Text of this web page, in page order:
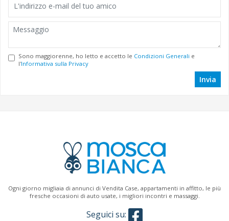
Sono maggiorenne, ho letto e accetto le Condizioni Generali e
l'Informativa sulla Privacy
Invia
Ogni giorno migliaia di annunci di Vendita Case, appartamenti in affitto, le più
fresche occasioni di auto usate, i migliori incontri e massaggi.
Seguici su: